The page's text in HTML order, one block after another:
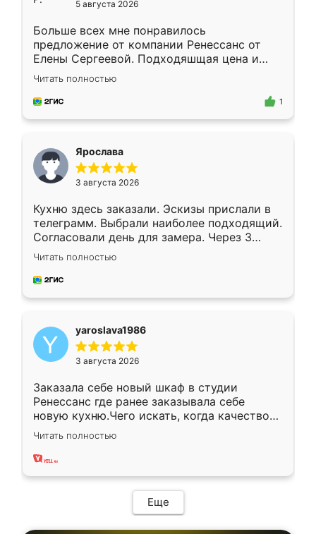
5 августа 2026
Больше всех мне понравилось
предложение от компании Ренессанс от
Елены Сергеевой. Подходяшщая цена и
короткие сроки изготовления. Приехавший
для замера сотрудник Владислав
предложил по моему эскизу самый
Читать полностью
1
Ярослава
3 августа 2026
Кухню здесь заказали. Эскизы прислали в
телеграмм. Выбрали наиболее подходящий.
Согласовали день для замера. Через 3
недели кухня была уже готова. Остались
довольны работой. Спасибо Ренессанс
мебель за качественную работу!
Читать полностью
yaroslava1986
3 августа 2026
Заказала себе новый шкаф в студии
Ренессанс где ранее заказывала себе
новую кухню.Чего искать, когда качеством
вполне довольна. Служит кухня уже почти
два года, нареканий нет.
Читать полностью
Еще